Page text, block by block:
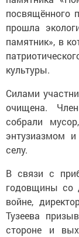
посвящённого
прошла
памятник», в
культуры.
Силами
очищена.
собрали
энтузиазмом
селу.
В связи с
годовщины со
войне,
Тузеева
стороне и